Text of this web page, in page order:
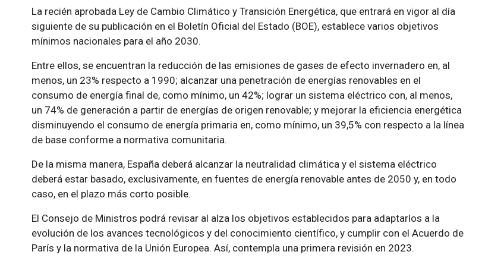
La recién aprobada Ley de Cambio Climático y Transición Energética, que entrará en vigor al día
siguiente de su publicación en el Boletín Oficial del Estado (BOE), establece varios objetivos
mínimos nacionales para el año 2030.
Entre ellos, se encuentran la reducción de las emisiones de gases de efecto invernadero en, al
menos, un 23% respecto a 1990; alcanzar una penetración de energías renovables en el
consumo de energía final de, como mínimo, un 42%; lograr un sistema eléctrico con, al menos,
un 74% de generación a partir de energías de origen renovable; y mejorar la eficiencia energética
disminuyendo el consumo de energía primaria en, como mínimo, un 39,5% con respecto a la línea
de base conforme a normativa comunitaria.
De la misma manera, España deberá alcanzar la neutralidad climática y el sistema eléctrico
deberá estar basado, exclusivamente, en fuentes de energía renovable antes de 2050 y, en todo
caso, en el plazo más corto posible.
El Consejo de Ministros podrá revisar al alza los objetivos establecidos para adaptarlos a la
evolución de los avances tecnológicos y del conocimiento científico, y cumplir con el Acuerdo de
París y la normativa de la Unión Europea. Así, contempla una primera revisión en 2023.